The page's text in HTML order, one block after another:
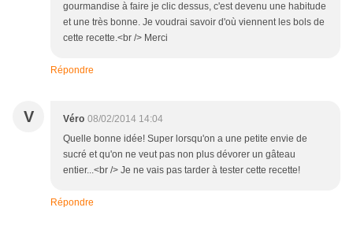
gourmandise à faire je clic dessus, c'est devenu une habitude
et une très bonne. Je voudrai savoir d'où viennent les bols de
cette recette.<br /> Merci
Répondre
V Véro 08/02/2014 14:04
Quelle bonne idée! Super lorsqu'on a une petite envie de
sucré et qu'on ne veut pas non plus dévorer un gâteau
entier...<br /> Je ne vais pas tarder à tester cette recette!
Répondre